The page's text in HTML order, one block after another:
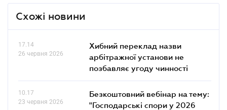
Схожі новини
17.14
26 червня 2026
Хибний переклад назви
арбітражної установи не
позбавляє угоду чинності
10.17
23 червня 2026
Безкоштовний вебінар на тему:
"Господарські спори у 2026